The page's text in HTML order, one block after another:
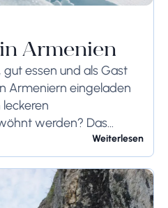
Armenien
essen und als Gast
Armeniern eingeladen
werden? Das
wartet auf Sie. Armenien
Wetterbedingungen: zu
Weiterlesen